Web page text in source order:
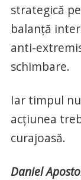
strategică
balanță
anti-
schimbare.
Iar timpul
acțiunea
curajoasă.
Daniel